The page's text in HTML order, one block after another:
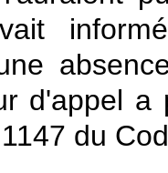
d'appel
du